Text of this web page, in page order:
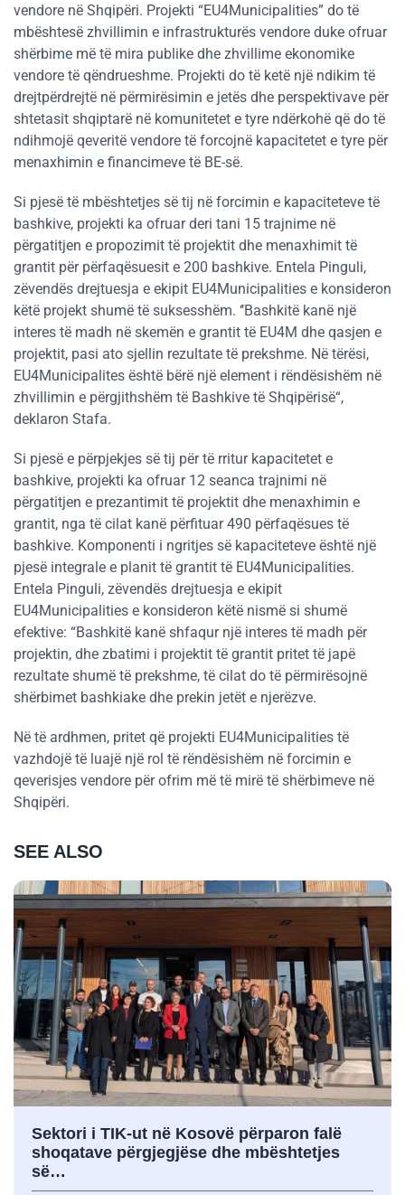
vendore në Shqipëri. Projekti “EU4Municipalities” do të
mbështesë zhvillimin e infrastrukturës vendore duke ofruar
shërbime më të mira publike dhe zhvillime ekonomike
vendore të qëndrueshme. Projekti do të ketë një ndikim të
drejtpërdrejtë në përmirësimin e jetës dhe perspektivave për
shtetasit shqiptarë në komunitetet e tyre ndërkohë që do të
ndihmojë qeveritë vendore të forcojnë kapacitetet e tyre për
menaxhimin e financimeve të BE-së.
Si pjesë të mbështetjes së tij në forcimin e kapaciteteve të
bashkive, projekti ka ofruar deri tani 15 trajnime në
përgatitjen e propozimit të projektit dhe menaxhimit të
grantit për përfaqësuesit e 200 bashkive. Entela Pinguli,
zëvendës drejtuesja e ekipit EU4Municipalities e konsideron
këtë projekt shumë të suksesshëm. ‘’Bashkitë kanë një
interes të madh në skemën e grantit të EU4M dhe qasjen e
projektit, pasi ato sjellin rezultate të prekshme. Në tërësi,
EU4Municipalites është bërë një element i rëndësishëm në
zhvillimin e përgjithshëm të Bashkive të Shqipërisë“,
deklaron Stafa.
Si pjesë e përpjekjes së tij për të rritur kapacitetet e
bashkive, projekti ka ofruar 12 seanca trajnimi në
përgatitjen e prezantimit të projektit dhe menaxhimin e
grantit, nga të cilat kanë përfituar 490 përfaqësues të
bashkive. Komponenti i ngritjes së kapaciteteve është një
pjesë integrale e planit të grantit të EU4Municipalities.
Entela Pinguli, zëvendës drejtuesja e ekipit
EU4Municipalities e konsideron këtë nismë si shumë
efektive: “Bashkitë kanë shfaqur një interes të madh për
projektin, dhe zbatimi i projektit të grantit pritet të japë
rezultate shumë të prekshme, të cilat do të përmirësojnë
shërbimet bashkiake dhe prekin jetët e njerëzve.
Në të ardhmen, pritet që projekti EU4Municipalities të
vazhdojë të luajë një rol të rëndësishëm në forcimin e
qeverisjes vendore për ofrim më të mirë të shërbimeve në
Shqipëri.
SEE ALSO
Sektori i TIK-ut në Kosovë përparon falë
shoqatave përgjegjëse dhe mbështetjes
së…